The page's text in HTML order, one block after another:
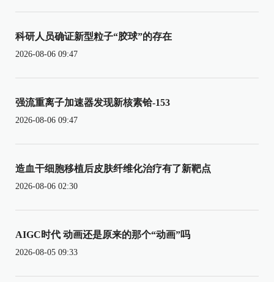
科研人员确证新型粒子“胶球”的存在
2026-08-06 09:47
强流重离子加速器发现新核素铪-153
2026-08-06 09:47
造血干细胞移植后皮肤纤维化治疗有了新靶点
2026-08-06 02:30
AIGC时代 动画还是原来的那个“动画”吗
2026-08-05 09:33